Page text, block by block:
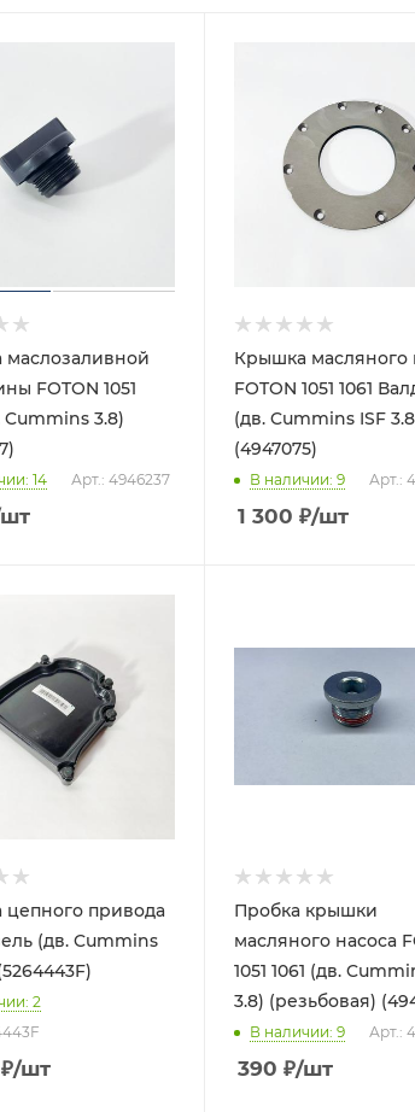
FOTON 1051
Cummins 3.8)
: 14 Арт.: 4946237
Крышка масляного
FOTON 1051 1061
(дв. Cummins ISF
(4947075)
В наличии: 9 Арт.:
1 300 ₽/шт
привода
(дв. Cummins
: 2
₽/шт
Пробка крышки
масляного насоса
1051 1061 (дв.
3.8) (резьбовая)
В наличии: 9 Арт.:
390 ₽/шт